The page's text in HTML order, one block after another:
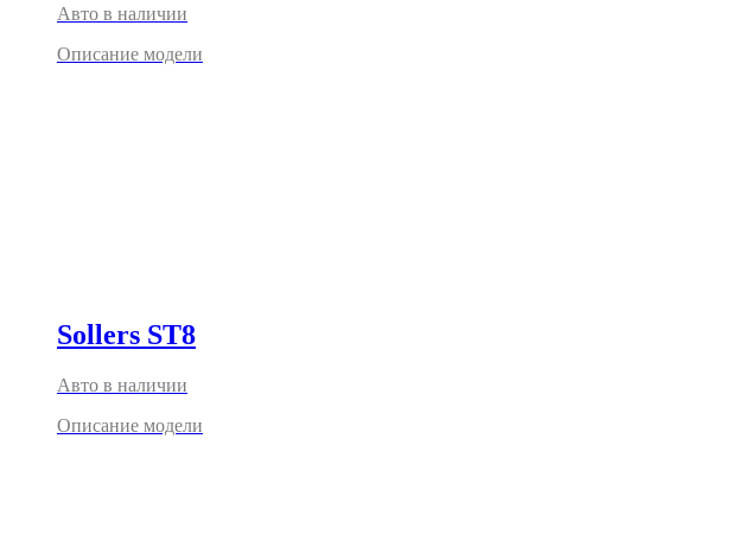
Авто в наличии
Описание модели
Sollers ST8
Авто в наличии
Описание модели